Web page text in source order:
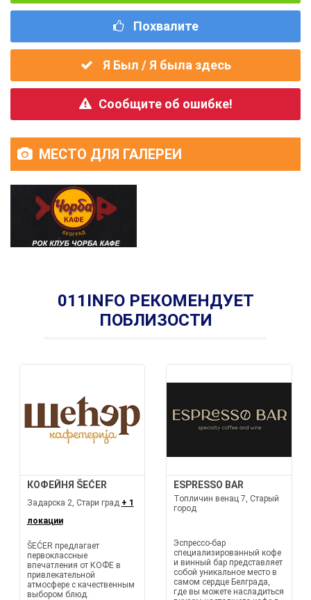
Похвалите
Я Был / Я была здесь
Сообщите об ошибке!
МЕСТО ДЛЯ ГАЛЕРЕИ
011INFO РЕКОМЕНДУЕТ
ПОБЛИЗОСТИ
КОФЕЙНЯ ŠEĆER
Задарска 2, Стари град + 1
локации
ŠEĆER предлагает
первоклассные
впечатления от КОФЕ в
привлекательной
атмосфере с качественным
выбором блюд.
ESPRESSO BAR
Топличин венац 7, Старый
город
Эспрессо-бар
специализированный кофе
и винный бар представляет
собой уникальное место в
самом сердце Белграда,
где вы можете насладиться